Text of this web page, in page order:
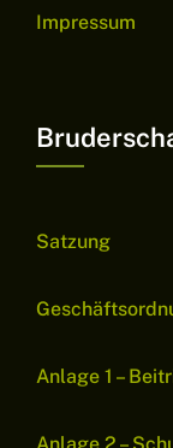
Impressum
Satzung
Anlage 1 –